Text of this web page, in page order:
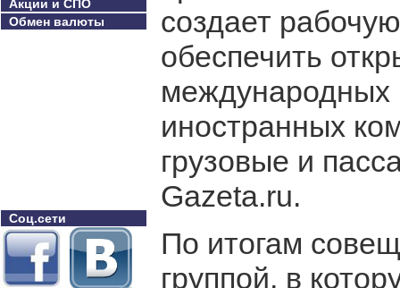
Акции и СПО
Обмен валюты
Соц.сети
создает
обеспечить
международных
иностранных
грузовые и
Gazeta.ru.
По итогам
группой, в